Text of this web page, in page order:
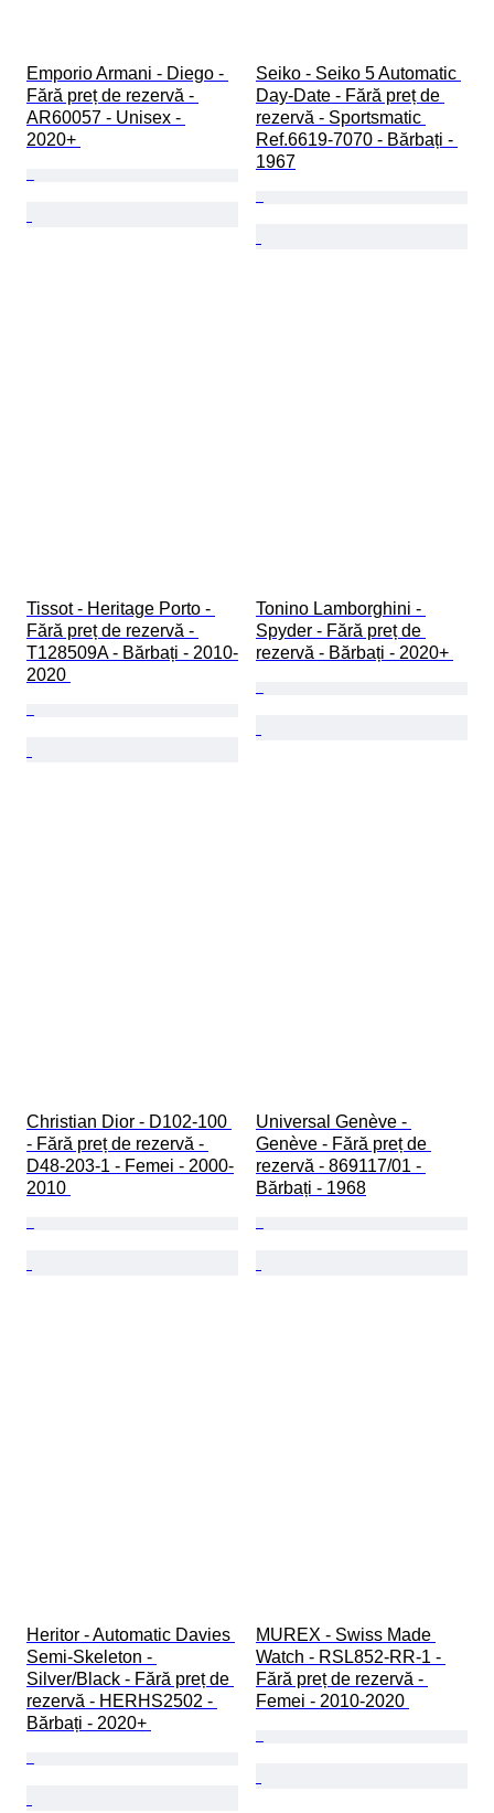
Emporio Armani - Diego -
Fără preț de rezervă -
AR60057 - Unisex -
2020+
Seiko - Seiko 5 Automatic
Day-Date - Fără preț de
rezervă - Sportsmatic
Ref.6619-7070 - Bărbați -
1967
Tissot - Heritage Porto -
Fără preț de rezervă -
T128509A - Bărbați - 2010-
2020
Tonino Lamborghini -
Spyder - Fără preț de
rezervă - Bărbați - 2020+
Christian Dior - D102-100
- Fără preț de rezervă -
D48-203-1 - Femei - 2000-
2010
Universal Genève -
Genève - Fără preț de
rezervă - 869117/01 -
Bărbați - 1968
Heritor - Automatic Davies
Semi-Skeleton -
Silver/Black - Fără preț de
rezervă - HERHS2502 -
Bărbați - 2020+
MUREX - Swiss Made
Watch - RSL852-RR-1 -
Fără preț de rezervă -
Femei - 2010-2020